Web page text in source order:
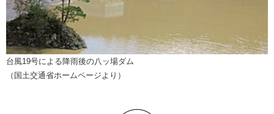
台風19号による降雨後の八ッ場ダム
（国土交通省ホームページより）